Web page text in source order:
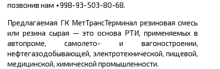
позвонив нам +998-93-503-80-68.
Предлагаемая ГК МетТрансТерминал резиновая смесь
или резина сырая — это основа РТИ, применяемых в
автопроме, самолето- и вагоностроении,
нефтегазодобывающей, электротехнической, пищевой,
медицинской, химической промышленности.